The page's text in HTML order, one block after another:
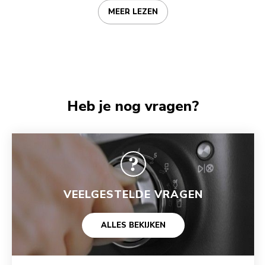
MEER LEZEN
Heb je nog vragen?
VEELGESTELDE VRAGEN
ALLES BEKIJKEN